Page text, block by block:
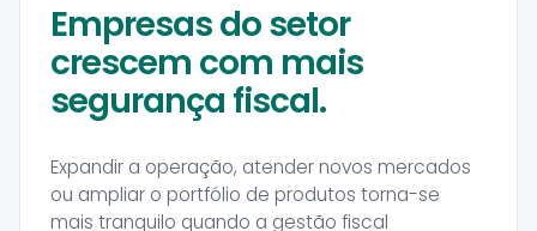
Empresas do setor
crescem com mais
segurança fiscal.
Expandir a operação, atender novos mercados
ou ampliar o portfólio de produtos torna-se
mais tranquilo quando a gestão fiscal